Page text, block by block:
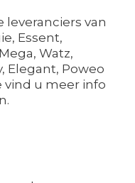
leveranciers van
Essent,
Watz,
Elegant, Poweo
vind u meer info